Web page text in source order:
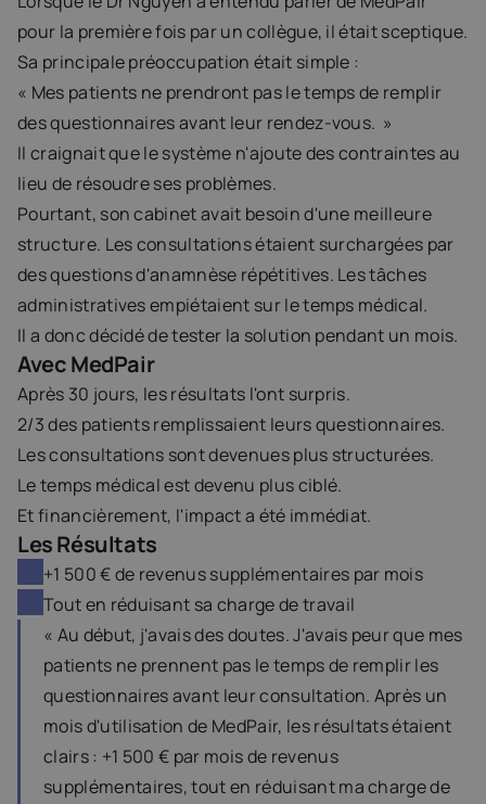
pour la première fois par un collègue, il était sceptique.
Sa principale préoccupation était simple :
« Mes patients ne prendront pas le temps de remplir
des questionnaires avant leur rendez-vous.  »
Il craignait que le système n'ajoute des contraintes au
lieu de résoudre ses problèmes.
Pourtant, son cabinet avait besoin d'une meilleure
structure. Les consultations étaient surchargées par
des questions d'anamnèse répétitives. Les tâches
administratives empiétaient sur le temps médical.
Il a donc décidé de tester la solution pendant un mois.
Avec MedPair
Après 30 jours, les résultats l'ont surpris.
2/3 des patients remplissaient leurs questionnaires.
Les consultations sont devenues plus structurées.
Le temps médical est devenu plus ciblé.
Et financièrement, l'impact a été immédiat.
Les Résultats
+1 500 € de revenus supplémentaires par mois
Tout en réduisant sa charge de travail
« Au début, j'avais des doutes. J'avais peur que mes
patients ne prennent pas le temps de remplir les
questionnaires avant leur consultation. Après un
mois d'utilisation de MedPair, les résultats étaient
clairs : +1 500 € par mois de revenus
supplémentaires, tout en réduisant ma charge de